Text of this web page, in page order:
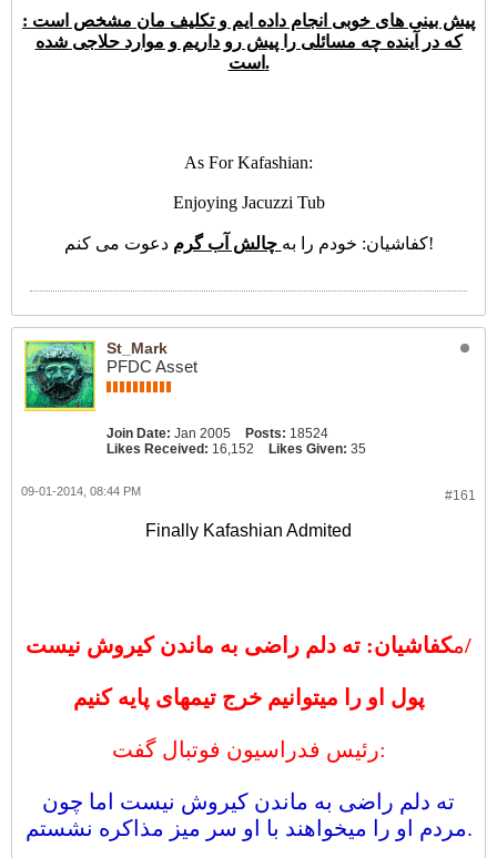
: پیش بینی های خوبی انجام داده ایم و تکلیف مان مشخص است
که در آینده چه مسائلی را پیش رو داریم و موارد حلاجی شده
است.
As For Kafashian:
Enjoying Jacuzzi Tub
کفاشیان: خودم را به چالش آب گرم دعوت می کنم!
St_Mark
PFDC Asset
Join Date: Jan 2005 Posts: 18524
Likes Received: 16,152 Likes Given: 35
#161
09-01-2014, 08:44 PM
Finally Kafashian Admited
مکفاشیان: ته دلم راضی به ماندن کیروش نیست/
پول او را میتوانیم خرج تیمهای پایه کنیم
رئیس فدراسیون فوتبال گفت:
ته دلم راضی به ماندن کیروش نیست اما چون
مردم او را میخواهند با او سر میز مذاکره نشستم.